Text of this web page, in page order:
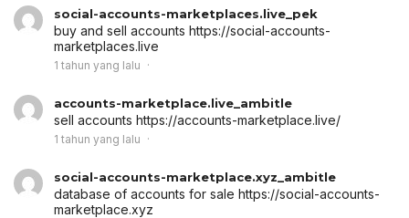
social-accounts-marketplaces.live_pek
buy and sell accounts https://social-accounts-
marketplaces.live
1 tahun yang lalu
accounts-marketplace.live_ambitle
sell accounts https://accounts-marketplace.live/
1 tahun yang lalu
social-accounts-marketplace.xyz_ambitle
database of accounts for sale https://social-accounts-
marketplace.xyz